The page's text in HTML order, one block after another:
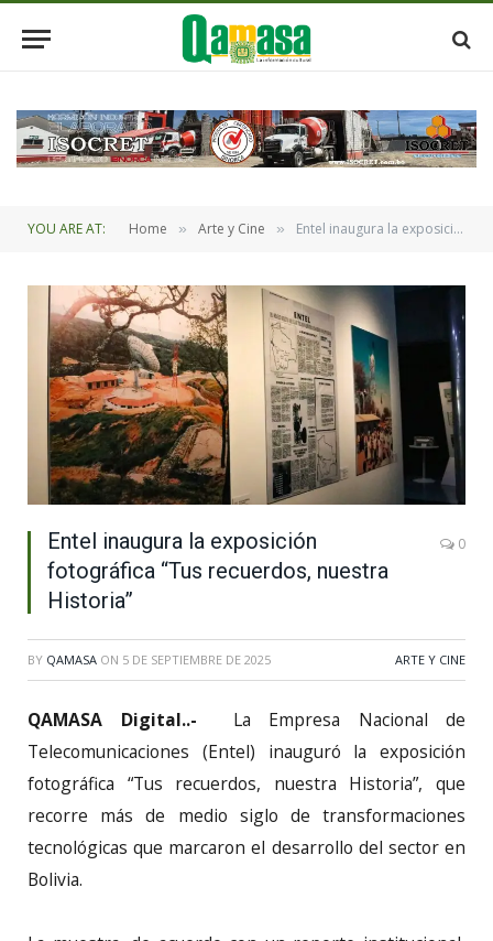
YOU ARE AT: Home » Arte y Cine » Entel inaugura la exposición fotográfica “Tus recuerdos, nuestra Historia”
Entel inaugura la exposición
fotográfica “Tus recuerdos, nuestra
Historia”
0
BY QAMASA ON 5 DE SEPTIEMBRE DE 2025 ARTE Y CINE
QAMASA Digital..-
La Empresa Nacional de
Telecomunicaciones (Entel) inauguró la exposición
fotográfica “Tus recuerdos, nuestra Historia”, que
recorre más de medio siglo de transformaciones
tecnológicas que marcaron el desarrollo del sector en
Bolivia.